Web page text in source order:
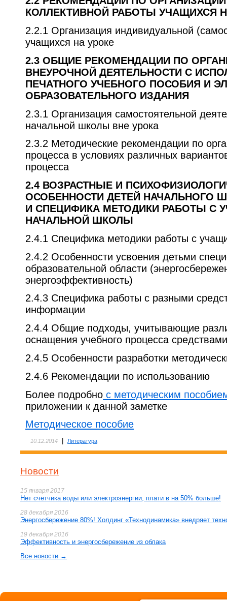
КОЛЛЕКТИВНОЙ РАБОТЫ УЧАЩИХСЯ
2.2.1 Организация индивидуальной
учащихся на уроке
2.3 ОБЩИЕ РЕКОМЕНДАЦИИ ПО
ВНЕУРОЧНОЙ ДЕЯТЕЛЬНОСТИ С
ПЕЧАТНОГО УЧЕБНОГО ПОСОБИЯ И
ОБРАЗОВАТЕЛЬНОГО ИЗДАНИЯ
2.3.1 Организация самостоятельной
начальной школы вне урока
2.3.2 Методические рекомендации по
процесса в условиях различных
процесса
2.4 ВОЗРАСТНЫЕ И
ОСОБЕННОСТИ ДЕТЕЙ НАЧАЛЬНОГО
И СПЕЦИФИКА МЕТОДИКИ РАБОТЫ С
НАЧАЛЬНОЙ ШКОЛЫ
2.4.1 Специфика методики работы с
2.4.2 Особенности усвоения детьми
образовательной области
энергоэффективность)
2.4.3 Специфика работы с разными
информации
2.4.4 Общие подходы, учитывающие
оснащения учебного процесса
2.4.5 Особенности разработки
2.4.6 Рекомендации по использованию
Более подробно с методическим
приложении к данной заметке
Методическое пособие
10.12.2014 Литература
Новости
15 января 2017
Нет счетчика воды или электроэнергии, плати в на 50% больше!
28 декабря 2016
Энергосбережение 80%! Холдинг «Технодинамика» внедряет
19 декабря 2016
Эффективность и энергосбережение из облака
Все новости →